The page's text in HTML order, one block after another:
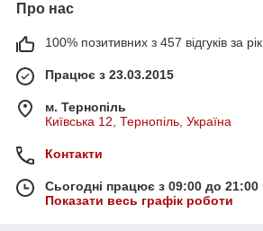
Про нас
100% позитивних з 457 відгуків за рік
Працює з 23.03.2015
м. Тернопіль
Київська 12, Тернопіль, Україна
Контакти
Сьогодні працює з 09:00 до 21:00
Показати весь графік роботи